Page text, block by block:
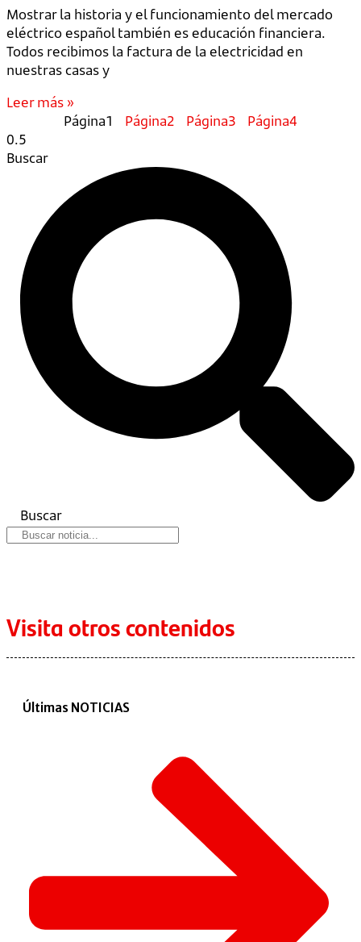
Mostrar la historia y el funcionamiento del mercado
eléctrico español también es educación financiera.
Todos recibimos la factura de la electricidad en
nuestras casas y
Leer más »
Página1 Página2 Página3 Página4
Buscar
Buscar
Visita otros contenidos
Últimas NOTICIAS